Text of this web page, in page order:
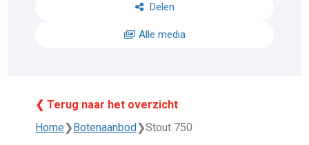
Delen
Alle media
❮ Terug naar het overzicht
Home❯ Botenaanbod ❯Stout 750